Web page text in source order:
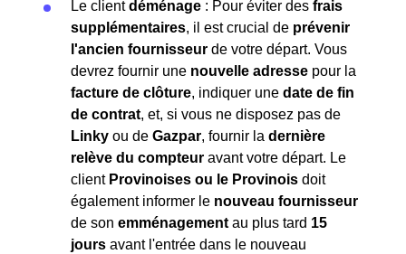
Le clientdéménage : Pour éviter des frais
supplémentaires, il est crucial de prévenir
l'ancien fournisseur de votre départ. Vous
devrez fournir une nouvelle adresse pour la
facture de clôture, indiquer une date de fin
de contrat, et, si vous ne disposez pas de
Linky ou de Gazpar, fournir la dernière
relève du compteur avant votre départ. Le
client Provinoises ou le Provinois doit
également informer le nouveau fournisseur
de son emménagement au plus tard 15
jours avant l'entrée dans le nouveau